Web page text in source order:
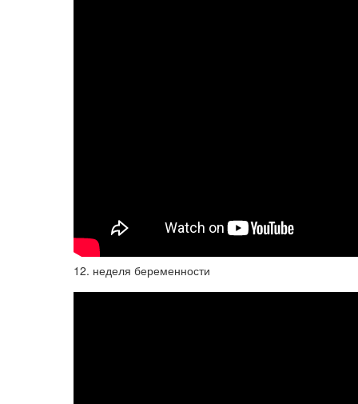
12. неделя беременности